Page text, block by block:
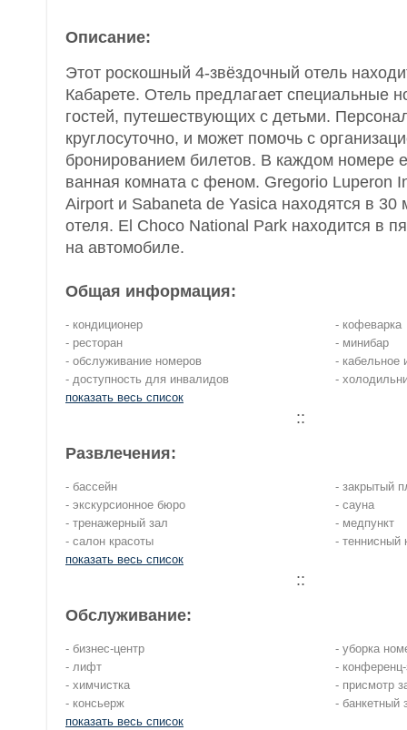
Описание:
Этот роскошный 4-звёздочный отель
Кабарете. Отель предлагает специальные
гостей, путешествующих с детьми.
круглосуточно, и может помочь с
бронированием билетов. В каждом номере
ванная комната с феном. Gregorio Luperon
Airport и Sabaneta de Yasica находятся в 30
отеля. El Choco National Park находится в
на автомобиле.
Общая информация:
- кондиционер
- ресторан
- обслуживание номеров
- доступность для инвалидов
показать весь список
- кофеварка
- минибар
- кабельное
-
::
Развлечения:
- бассейн
- экскурсионное бюро
- тренажерный зал
- салон красоты
показать весь список
- закрытый
- сауна
- медпункт
- теннисный
::
Обслуживание:
- бизнес-центр
- лифт
- химчистка
- консьерж
показать весь список
- уборка
-
- присмотр
- банкетный